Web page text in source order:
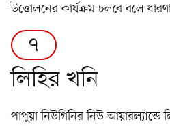
উত্তোলনের কার্যক্রম চলবে বলে
৭
লিহির খনি
পাপুয়া নিউগিনির নিউ আয়ারল্যান্ডে